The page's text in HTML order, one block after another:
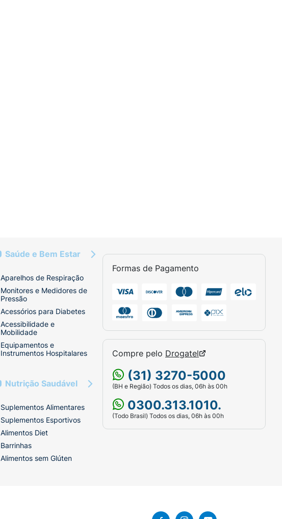
Saúde e Bem Estar
Aparelhos de Respiração
Monitores e Medidores de
Pressão
Acessórios para Diabetes
Acessibilidade e
Mobilidade
Equipamentos e
Instrumentos Hospitalares
Nutrição Saudável
Suplementos Alimentares
Suplementos Esportivos
Alimentos Diet
Barrinhas
Alimentos sem Glúten
Formas de Pagamento
Compre pelo Drogatel
(31) 3270-5000
(BH e Região) Todos os dias, 06h às 00h
0300.313.1010.
(Todo Brasil) Todos os dias, 06h às 00h